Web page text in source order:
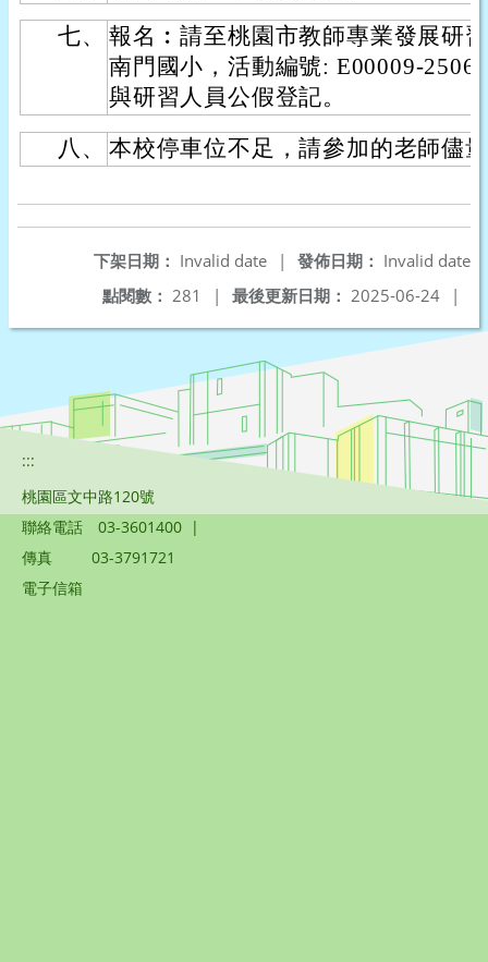
七、
報名︰請至桃園市教師專業發展研
南門國小，活動編號: E00009-
與研習人員公假登記。
八、
本校停車位不足，請參加的老師儘
發佈日期： Invalid date
下架日期： Invalid date
|
最後更新日期： 2025-06-24 |
點閱數： 281 |
:::
桃園區文中路120號
聯絡電話
03-3601400 |
傳真
03-3791721
電子信箱